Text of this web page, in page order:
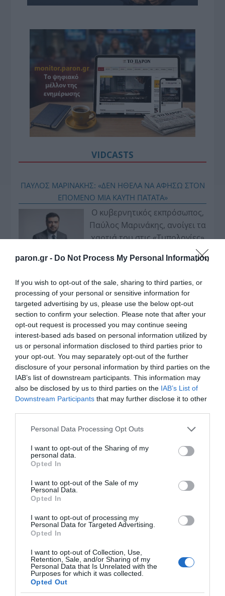
paron.gr - Do Not Process My Personal Information
If you wish to opt-out of the sale, sharing to third parties, or
processing of your personal or sensitive information for
targeted advertising by us, please use the below opt-out
section to confirm your selection. Please note that after your
opt-out request is processed you may continue seeing
interest-based ads based on personal information utilized by
us or personal information disclosed to third parties prior to
your opt-out. You may separately opt-out of the further
disclosure of your personal information by third parties on the
IAB’s list of downstream participants. This information may
also be disclosed by us to third parties on the IAB’s List of
Downstream Participants that may further disclose it to other
Please note that this website/app uses one or more Google
not limited to your visit or usage behaviour. You may click to
grant or deny consent to Google and its third-party tags to
use your data for below specified purposes in below Google
consent section.
Personal Data Processing Opt Outs
I want to opt-out of the Sharing of my
personal data.
Opted In
I want to opt-out of the Sale of my
Personal Data.
Opted In
I want to opt-out of processing my
Personal Data for Targeted Advertising.
Opted In
I want to opt-out of Collection, Use,
Retention, Sale, and/or Sharing of my
Personal Data that Is Unrelated with the
Purposes for which it was collected.
Opted Out
VIDCASTS
ΠΑΥΛΟΣ ΜΑΡΙΝΑΚΗΣ: «ΔΕΝ ΗΘΕΛΑ ΝΑ ΑΦΗΣΩ ΣΤΟΝ
ΕΠΟΜΕΝΟ ΜΙΑ ΚΑΥΤΗ ΠΑΤΑΤΑ»
Ο κυβερνητικός εκπρόσωπος,
Παύλος Μαρινάκης, ανοίγει τα
χαρτιά του στις «Τυπολογίες»
σε ένα vidcast που μιλάει για
τις μεγάλες τομές στον χώρο
Ενημέρωσης. Σε μια εφ’ όλης της ύλης
συνέντευξη στον Βασίλη Κουφόπουλο, αναλύει
το χρονοδιάγραμμα για τις περιφερειακές και
ραδιοφωνικές άδειες, το πακέτο στήριξης των 80
εκατομμυρίων ευρώ για τον Τύπο, αλλά και την
πρωτοβουλία για την άρση της ανωνυμίας στο
διαδίκτυο.
Η ΣΤΗΛΗ ΜΑΣ